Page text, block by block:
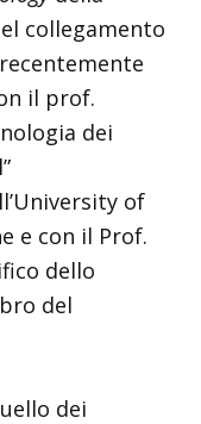
collegamento
il prof.
dei
of
e con il Prof.
dello
del
dei